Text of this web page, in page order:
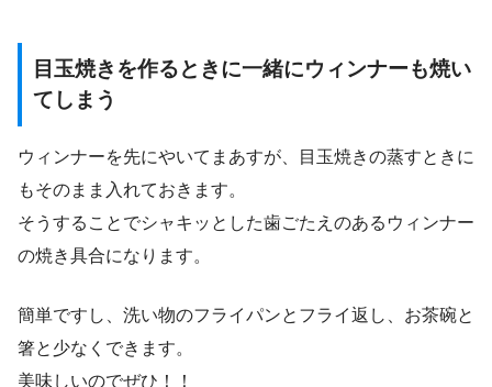
目玉焼きを作るときに一緒にウィンナーも焼い
てしまう
ウィンナーを先にやいてまあすが、目玉焼きの蒸すときに
もそのまま入れておきます。
そうすることでシャキッとした歯ごたえのあるウィンナー
の焼き具合になります。
簡単ですし、洗い物のフライパンとフライ返し、お茶碗と
箸と少なくできます。
美味しいのでぜひ！！